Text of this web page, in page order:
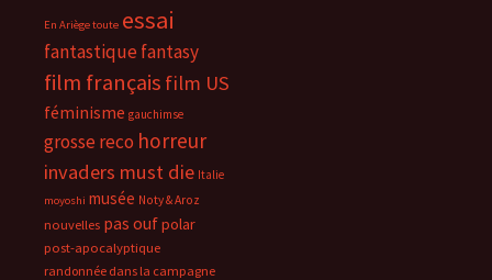
En Ariège toute essai
fantastiquefantasy
film français film US
féminisme gauchimse
grosse reco horreur
invaders must die Italie
moyoshi musée Noty & Aroz
nouvelles pas oufpolar
post-apocalyptique
randonnée dans la campagne